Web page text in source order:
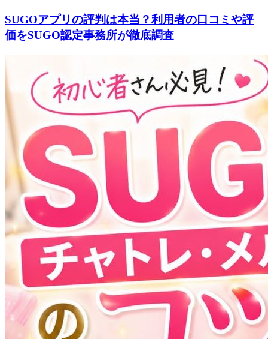
SUGOアプリの評判は本当？利用者の口コミや評
価をSUGO認定事務所が徹底調査